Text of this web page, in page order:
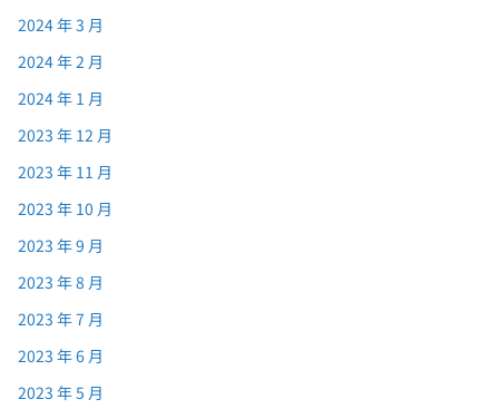
2024 年 3 月
2024 年 2 月
2024 年 1 月
2023 年 12 月
2023 年 11 月
2023 年 10 月
2023 年 9 月
2023 年 8 月
2023 年 7 月
2023 年 6 月
2023 年 5 月